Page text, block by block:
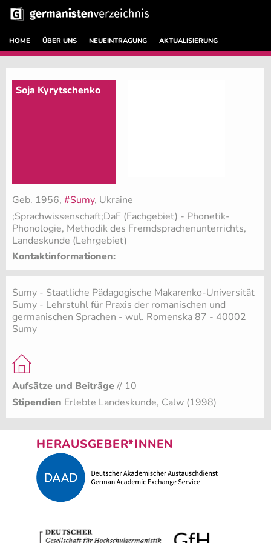
HOME ÜBER UNS NEUEINTRAGUNG AKTUALISIERUNG
Soja Kyrytschenko
Geb. 1956, #Sumy, Ukraine
;Sprachwissenschaft;DaF (Fachgebiet) - Phonetik-
Phonologie, Methodik des Fremdsprachenunterrichts,
Landeskunde (Lehrgebiet)
Kontaktinformationen:
Sumy - Staatliche Pädagogische Makarenko-Universität
Sumy - Lehrstuhl für Praxis der romanischen und
germanischen Sprachen - wul. Romenska 87 - 40002
Sumy
Aufsätze und Beiträge// 10
Stipendien Erlebte Landeskunde, Calw (1998)
HERAUSGEBER*INNEN